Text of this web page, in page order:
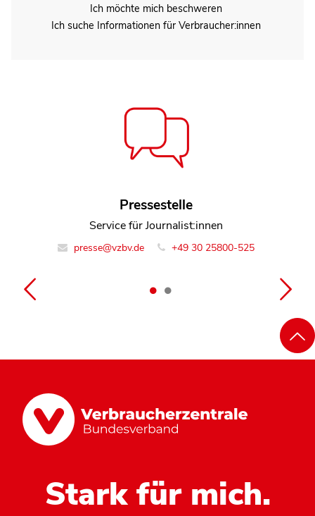
Ich möchte mich beschweren
Ich suche Informationen für Verbraucher:innen
Pressestelle
Service für Journalist:innen
presse@vzbv.de +49 30 25800-525
Felix Methmann
Leiter Team Recht und Handel
info@vzbv.de +49 30 258 00-0
Stark für mich.